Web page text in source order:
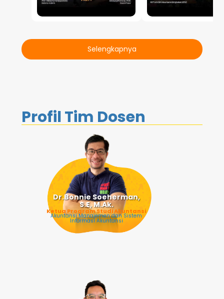
Selengkapnya
Profil Tim Dosen
Dr.Bonnie Soeherman,
S.E, M.Ak.
Ketua Program Studi Akuntansi
Akuntansi Manajemen dan Sistem
Informasi Akuntansi